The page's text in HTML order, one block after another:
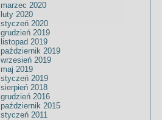
marzec 2020
luty 2020
styczeń 2020
grudzień 2019
listopad 2019
październik 2019
wrzesień 2019
maj 2019
styczeń 2019
sierpień 2018
grudzień 2016
październik 2015
styczeń 2011